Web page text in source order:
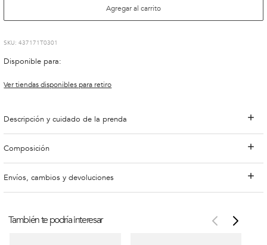
Agregar al carrito
:437171T0301
Disponible para:
Ver tiendas disponibles para retiro
Descripción y cuidado de la prenda
Composición
Envíos, cambios y devoluciones
También te podría interesar